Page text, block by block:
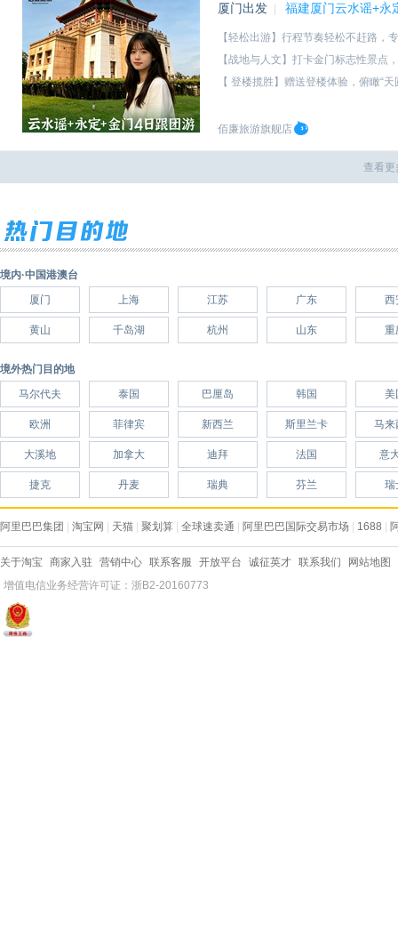
厦门出发 福建厦门云水谣+永
【轻松出游】行程节奏轻松不赶路，
【战地与人文】打卡金门标志性景点
【 登楼揽胜】赠送登楼体验，俯瞰“
佰廉旅游旗舰店
查看更
境内·中国港澳台
厦门
上海 江苏 广东 西
黄山 千岛湖 杭州 山东 重
境外热门目的地
马尔代夫
泰国 巴厘岛 韩国 美
欧洲 菲律宾 新西兰 斯里兰卡 马来
大溪地 加拿大 迪拜 法国 意
捷克 丹麦 瑞典 芬兰 瑞
阿里巴巴集团 淘宝网 天猫 聚划算 全球速卖通 阿里巴巴国际交易市场 1688
关于淘宝 商家入驻 营销中心 联系客服 开放平台 诚征英才 联系我们
网站地图
增值电信业务经营许可证：浙B2-20160773